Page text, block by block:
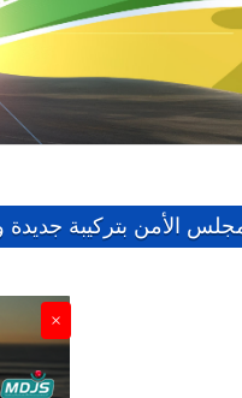
الأمن بتركيبة
×